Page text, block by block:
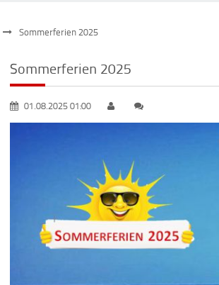
Sommerferien 2025
Sommerferien 2025
01.08.2025 01:00